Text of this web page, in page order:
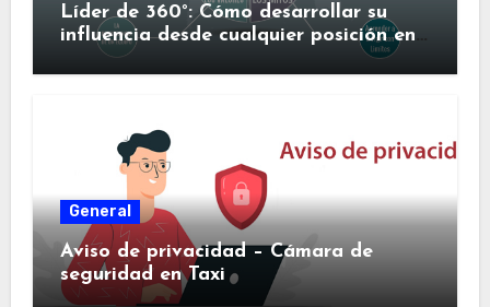
Líder de 360°: Cómo desarrollar su
influencia desde cualquier posición en
su organización
General
Aviso de privacidad – Cámara de
seguridad en Taxi